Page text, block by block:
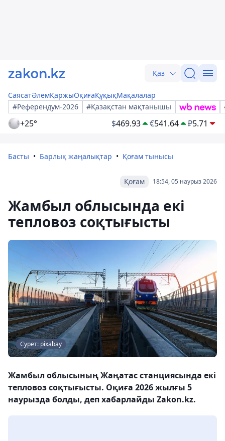
Қаз
СаясатӘлемҚаржыОқиғаҚұқықМақалалар
#Референдум-2026
#Қазақстан мақтанышы
+25° $469.93 €541.64 ₽5.71
Басты Барлық жаңалықтар Қоғам тынысы
18:54, 05 наурыз 2026
Қоғам
Жамбыл облысында екі
тепловоз соқтығысты
Сурет: pixabay
Жамбыл облысының Жаңатас станциясында екі
тепловоз соқтығысты. Оқиға 2026 жылғы 5
наурызда болды, деп хабарлайды Zakon.kz.